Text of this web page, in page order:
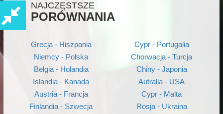
NAJCZĘSTSZE
PORÓWNANIA
Grecja - Hiszpania
Niemcy - Polska
Belgia - Holandia
Islandia - Kanada
Austria - Francja
Finlandia - Szwecja
Cypr - Portugalia
Chorwacja - Turcja
Chiny - Japonia
Autralia - USA
Cypr - Malta
Rosja - Ukraina